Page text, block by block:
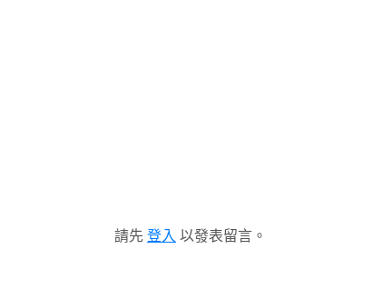
請先 登入 以發表留言。